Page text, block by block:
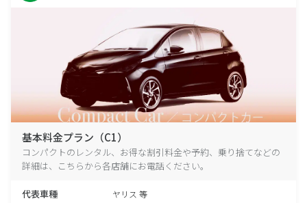
基本料金プラン（C1）
コンパクトのレンタル、お得な割引料金や予約、乗り捨てなどの
詳細は、こちらから各店舗にお電話ください。
代表車種 ヤリス 等